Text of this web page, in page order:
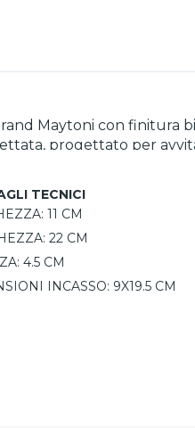
Maytoni con
progettato per
in alluminio
Questo faretto
TECNICI
11 CM
22 CM
4.5 CM
INCASSO: 9X19.5 CM